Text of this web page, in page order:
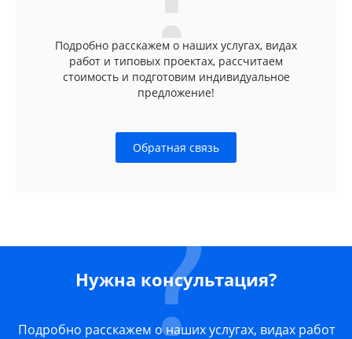
Подробно расскажем о наших услугах, видах
работ и типовых проектах, рассчитаем
стоимость и подготовим индивидуальное
предложение!
Обратная связь
Нужна консультация?
Подробно расскажем о наших услугах, видах работ